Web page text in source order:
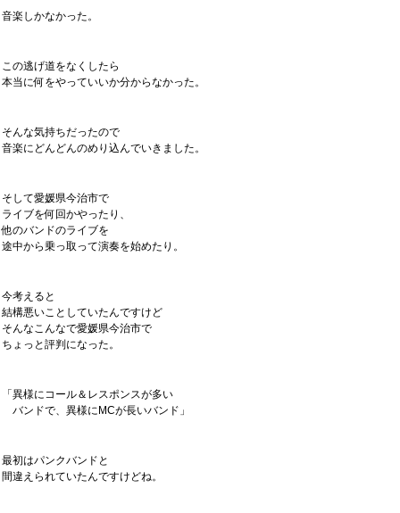
音楽しかなかった。
この逃げ道をなくしたら
本当に何をやっていいか分からなかった。
そんな気持ちだったので
音楽にどんどんのめり込んでいきました。
そして愛媛県今治市で
ライブを何回かやったり、
他のバンドのライブを
途中から乗っ取って演奏を始めたり。
今考えると
結構悪いことしていたんですけど
そんなこんなで愛媛県今治市で
ちょっと評判になった。
「異様にコール＆レスポンスが多い
バンドで、異様にMCが長いバンド」
最初はパンクバンドと
間違えられていたんですけどね。